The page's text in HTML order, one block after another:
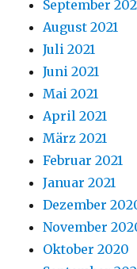
September
August 2021
Juli 2021
Juni 2021
Mai 2021
April 2021
März 2021
Februar 2021
Januar 2021
Dezember
November
Oktober 2020